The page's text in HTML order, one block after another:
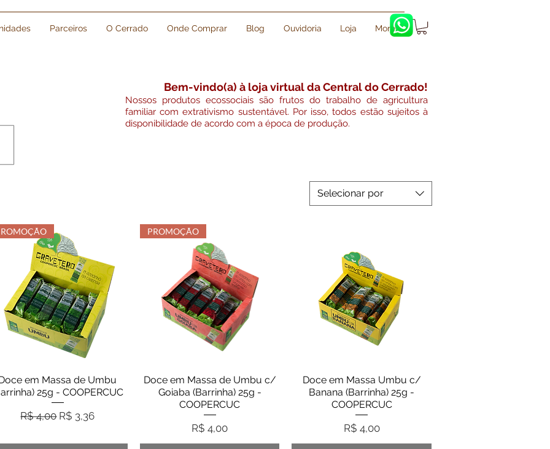
Parceiros O Cerrado Onde Comprar Blog Ouvidoria Loja More
Bem-vindo(a) à loja virtual da Central do Cerrado!
Nossos produtos ecossociais são frutos do trabalho de agricultura
familiar com extrativismo sustentável. Por isso, todos estão sujeitos à
disponibilidade de acordo com a época de produção.
Selecionar por
Visualização rápida
em Massa de Umbu
25g - COOPERCUC
Preço normal
R$ 4,00 Preço promocional
R$ 3,36
Visualização rápida
PROMOÇÃO
Doce em Massa de Umbu c/
Goiaba (Barrinha) 25g -
COOPERCUC
Preço
R$ 4,00
Visualização rápida
Doce em Massa Umbu c/
Banana (Barrinha) 25g -
COOPERCUC
Preço
R$ 4,00